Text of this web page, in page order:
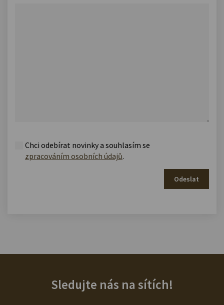
Chci odebírat novinky a souhlasím se
zpracováním osobních údajů.
Odeslat
Sledujte nás na sítích!